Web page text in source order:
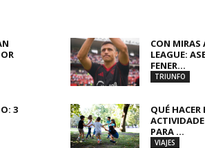
CON MIRAS
LEAGUE:
FENER...
TRIUNFO
3
QUÉ HACER
PARA ...
VIAJES